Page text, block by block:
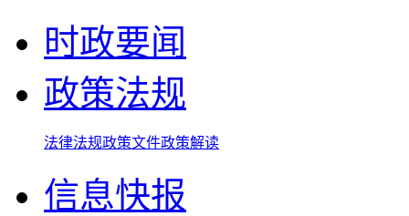
时政要闻
政策法规
法律法规政策文件政策解读
信息快报